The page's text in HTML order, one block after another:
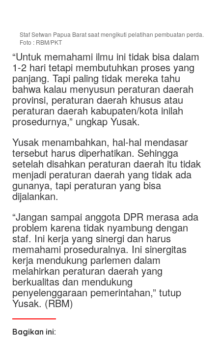
Staf Setwan Papua Barat saat mengikuti pelatihan pembuatan perda.
Foto : RBM/PKT
“Untuk memahami ilmu ini tidak bisa dalam
1-2 hari tetapi membutuhkan proses yang
panjang. Tapi paling tidak mereka tahu
bahwa kalau menyusun peraturan daerah
provinsi, peraturan daerah khusus atau
peraturan daerah kabupaten/kota inilah
prosedurnya,” ungkap Yusak.
Yusak menambahkan, hal-hal mendasar
tersebut harus diperhatikan. Sehingga
setelah disahkan peraturan daerah itu tidak
menjadi peraturan daerah yang tidak ada
gunanya, tapi peraturan yang bisa
dijalankan.
“Jangan sampai anggota DPR merasa ada
problem karena tidak nyambung dengan
staf. Ini kerja yang sinergi dan harus
memahami proseduralnya. Ini sinergitas
kerja mendukung parlemen dalam
melahirkan peraturan daerah yang
berkualitas dan mendukung
penyelenggaraan pemerintahan,” tutup
Yusak. (RBM)
Bagikan ini: